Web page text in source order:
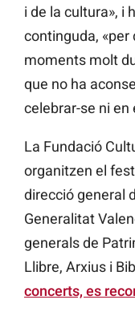
i de la cultura», i
continguda, «per
moments molt
que no ha
celebrar-se ni en
La Fundació
organitzen el
direcció general
Generalitat
generals de
Llibre, Arxius i
concerts, es